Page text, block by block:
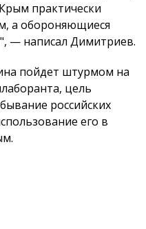
практически
а обороняющиеся
— написал Димитриев.
пойдет штурмом на
цель
российских
его в